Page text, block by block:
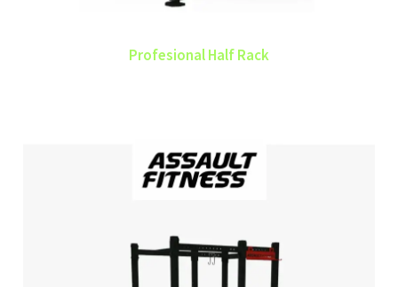
Profesional Half Rack